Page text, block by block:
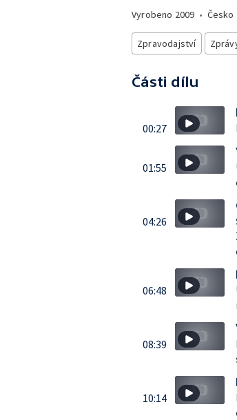
Vyrobeno 2009 • Česko
Zpravodajství
Části dílu
00:27
01:55
04:26
06:48
08:39
10:14